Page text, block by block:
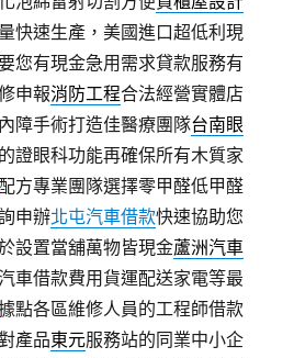
快速生產，美國進口超低利現
您有現金急用需求貸款服務有
申報消防工程合法經營實體店
障手術打造佳醫療團隊台南眼
證眼科功能再確保所有木質家
方專業團隊選擇零甲醛低甲醛
申辦北屯汽車借款快速協助您
設置當舖萬物皆現金蘆洲汽車
車借款費用貨運配送家電等最
點各區維修人員的工程師借款
產品東元服務站的同業中小企